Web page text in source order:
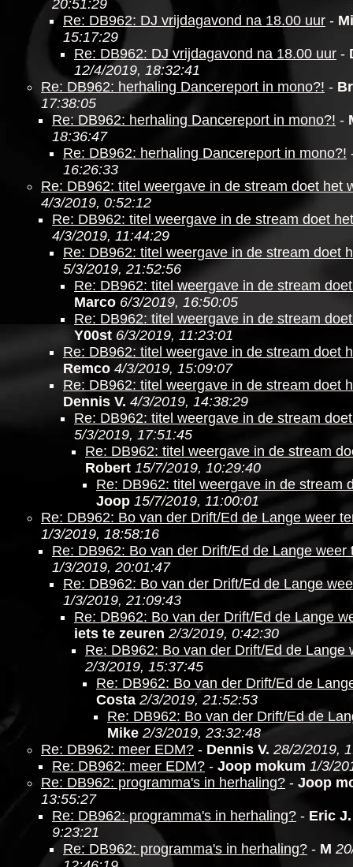
20:51:29
Re: DB962: DJ vrijdagavond na 18.00 uur -
15:17:29
Re: DB962: DJ vrijdagavond na 18.00 uur -
12/4/2019, 18:32:41
Re: DB962: herhaling Dancereport in mono?! -
17:38:05
Re: DB962: herhaling Dancereport in mono?! -
18:36:47
Re: DB962: herhaling Dancereport in mono?!
16:26:33
Re: DB962: titel weergave in de stream doet het
4/3/2019, 0:52:12
Re: DB962: titel weergave in de stream doet
4/3/2019, 11:44:29
Re: DB962: titel weergave in de stream doet
5/3/2019, 21:52:56
Re: DB962: titel weergave in de stream
Marco 6/3/2019, 16:50:05
Re: DB962: titel weergave in de stream
Y00st 6/3/2019, 11:23:01
Re: DB962: titel weergave in de stream doet
Remco 4/3/2019, 15:09:07
Re: DB962: titel weergave in de stream doet
Dennis V. 4/3/2019, 14:38:29
Re: DB962: titel weergave in de stream
5/3/2019, 17:51:45
Re: DB962: titel weergave in de stream
Robert 15/7/2019, 10:29:40
Re: DB962: titel weergave in de stream
Joop 15/7/2019, 11:00:01
Re: DB962: Bo van der Drift/Ed de Lange weer
1/3/2019, 18:58:16
Re: DB962: Bo van der Drift/Ed de Lange weer
1/3/2019, 20:01:47
Re: DB962: Bo van der Drift/Ed de Lange
1/3/2019, 21:09:43
Re: DB962: Bo van der Drift/Ed de Lange
iets te zeuren 2/3/2019, 0:42:30
Re: DB962: Bo van der Drift/Ed de Lange
2/3/2019, 15:37:45
Re: DB962: Bo van der Drift/Ed de
Costa 2/3/2019, 21:52:53
Re: DB962: Bo van der Drift/Ed de
Mike 2/3/2019, 23:32:48
Re: DB962: meer EDM? - Dennis V. 28/2/2019,
Re: DB962: meer EDM? - Joop mokum 1/3/
Re: DB962: programma's in herhaling? - Joop
13:55:27
Re: DB962: programma's in herhaling? - Eric J.
9:23:21
Re: DB962: programma's in herhaling? - M